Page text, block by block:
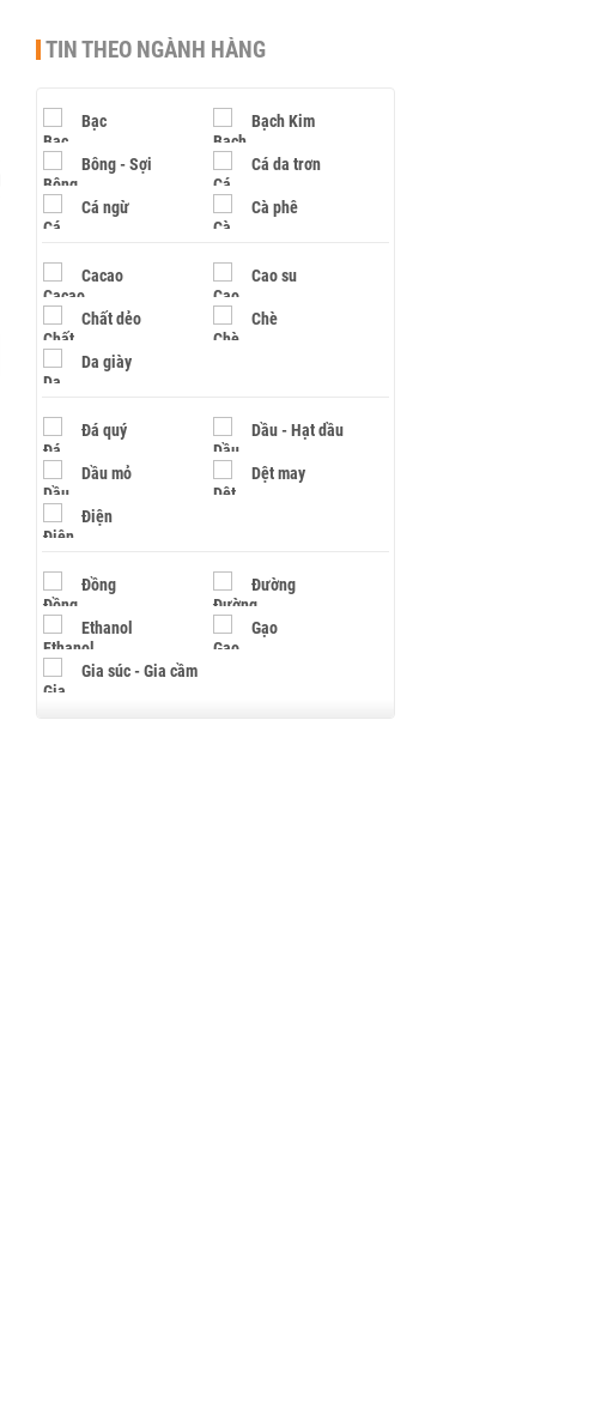
TIN THEO NGÀNH HÀNG
Bạc Bạch Kim
Bông - Sợi Cá da trơn
Cá ngừ Cà phê
Cacao Cao su
Chất dẻo Chè
Da giày
Đá quý Dầu - Hạt dầu
Dầu mỏ Dệt may
Điện
Đồng Đường
Ethanol Gạo
Gia súc - Gia cầm